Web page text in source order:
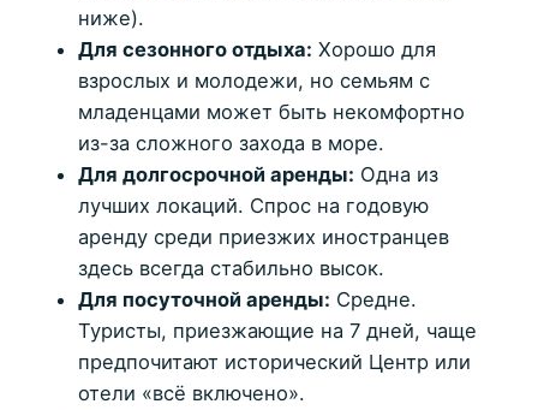
ниже).
Для сезонного отдыха: Хорошо для
взрослых и молодежи, но семьям с
младенцами может быть некомфортно
из-за сложного захода в море.
Для долгосрочной аренды: Одна из
лучших локаций. Спрос на годовую
аренду среди приезжих иностранцев
здесь всегда стабильно высок.
Для посуточной аренды: Средне.
Туристы, приезжающие на 7 дней, чаще
предпочитают исторический Центр или
отели «всё включено».